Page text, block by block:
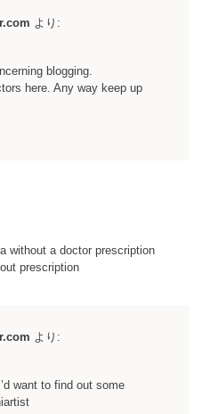
より:
blogging.
here. Any way keep up
without a doctor prescription
prescription
より:
want to find out some